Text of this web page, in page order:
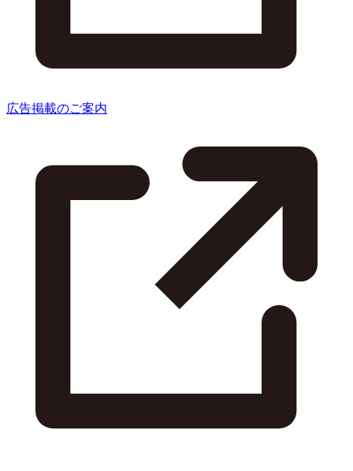
広告掲載のご案内